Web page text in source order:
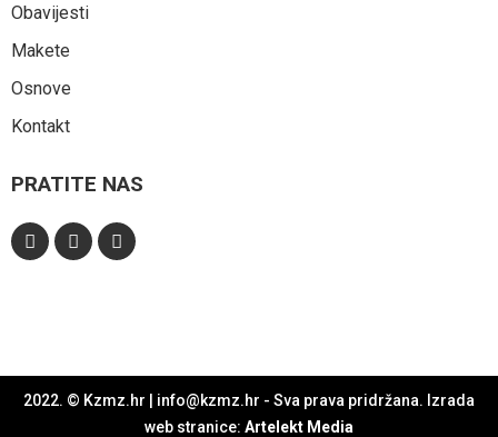
Obavijesti
Makete
Osnove
Kontakt
PRATITE NAS
2022. © Kzmz.hr | info@kzmz.hr - Sva prava pridržana. Izrada
web stranice: Artelekt Media